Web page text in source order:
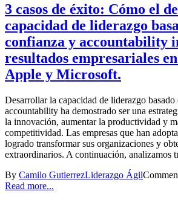
3 casos de éxito: Cómo el
capacidad de liderazgo
confianza y accountability
resultados empresariales
Apple y Microsoft.
Desarrollar la capacidad de liderazgo
accountability ha demostrado ser una
la innovación, aumentar la productividad y
competitividad. Las empresas que han
logrado transformar sus organizaciones y
extraordinarios. A continuación, analizamos
By Camilo GutierrezLiderazgo Ágil
Read more...